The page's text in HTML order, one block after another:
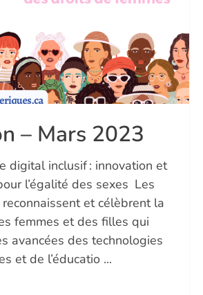
– Mars 2023
digital inclusif : innovation et
l’égalité des sexes Les
et célèbrent la
femmes et des filles qui
avancées des technologies
et de l’éducatio ...